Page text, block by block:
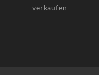
verkaufen